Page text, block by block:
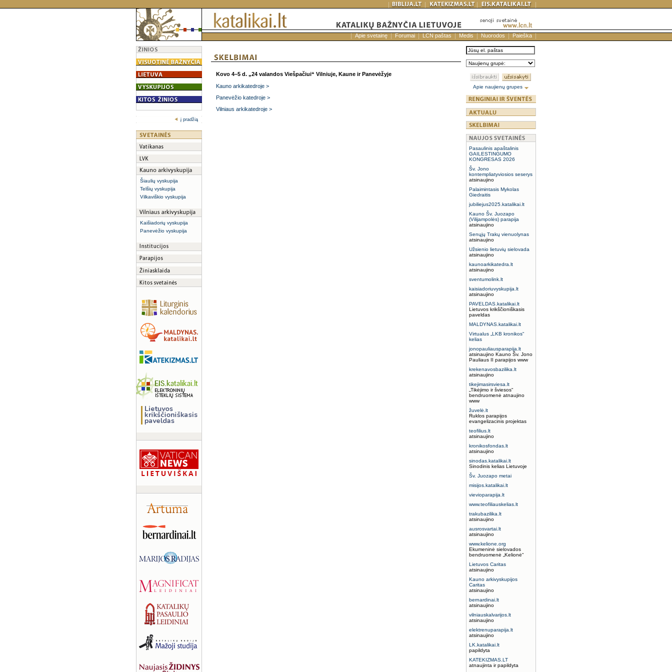
Apie svetainę Forumai LCN paštas Medis Nuorodos Paieška
į pradžią
Šiaulių vyskupija
Telšių vyskupija
Vilkaviškio vyskupija
Kaišiadorių vyskupija
Panevėžio vyskupija
Kovo 4–5 d. „24 valandos Viešpačiui“ Vilniuje, Kaune ir Panevėžyje
Kauno arkikatedroje >
Panevėžio katedroje >
Vilniaus arkikatedroje >
Apie naujienų grupes
Pasaulinis apaštalinis
GAILESTINGUMO
KONGRESAS 2026
Šv. Jono
kontempliatyviosios seserys
atsinaujino
Palaimintasis Mykolas
Giedraitis
jubiliejus2025.katalikai.lt
Kauno Šv. Juozapo
(Vilijampolės) parapija
atsinaujino
Senųjų Trakų vienuolynas
atsinaujino
Užsienio lietuvių sielovada
atsinaujino
kaunoarkikatedra.lt
atsinaujino
sventumolink.lt
kaisiadoriuvyskupija.lt
atsinaujino
PAVELDAS.katalikai.lt
Lietuvos krikščioniškasis
paveldas
MALDYNAS.katalikai.lt
Virtualus „LKB kronikos“
kelias
jonopauliausparapija.lt
atsinaujino Kauno Šv. Jono
Pauliaus II parapijos www
krekenavosbazilika.lt
atsinaujino
tikejimasirsviesa.lt
„Tikėjimo ir šviesos“
bendruomenė atnaujino
www
žuvelė.lt
Ruklos parapijos
evangelizacinis projektas
teofilius.lt
atsinaujino
kronikosfondas.lt
atsinaujino
sinodas.katalikai.lt
Sinodinis kelias Lietuvoje
Šv. Juozapo metai
misijos.katalikai.lt
vievioparapija.lt
www.teofiliauskelias.lt
trakubazilika.lt
atsinaujino
ausrosvartai.lt
atsinaujino
www.kelione.org
Ekumeninė sielovados
bendruomenė „Kelionė“
Lietuvos Caritas
atsinaujino
Kauno arkivyskupijos
Caritas
atsinaujino
bernardinai.lt
atsinaujino
vilniauskalvarijos.lt
atsinaujino
elektrenuparapija.lt
atsinaujino
LK.katalikai.lt
papildyta
KATEKIZMAS.LT
atnaujinta ir papildyta